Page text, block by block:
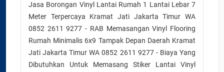
Jasa Borongan Vinyl Lantai Rumah 1 Lantai Lebar 7
Meter Terpercaya Kramat Jati Jakarta Timur WA
0852 2611 9277 - RAB Memasangan Vinyl Flooring
Rumah Minimalis 6x9 Tampak Depan Daerah Kramat
Jati Jakarta Timur WA 0852 2611 9277 - Biaya Yang
Dibutuhkan Untuk Memasang Stiker Lantai Vinyl